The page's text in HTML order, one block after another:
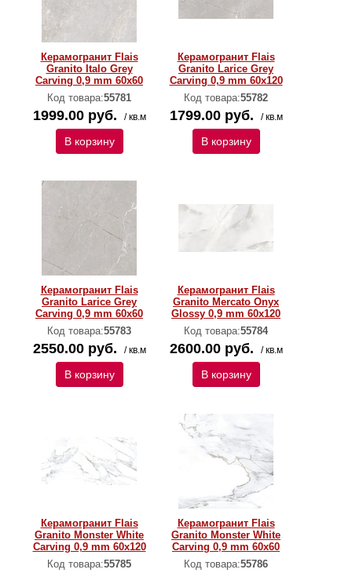
Керамогранит Flais
Granito Italo Grey
Carving 0,9 mm 60х60
Код товара:55781
1999.00 руб. / кв.м
В корзину
Керамогранит Flais
Granito Larice Grey
Carving 0,9 mm 60х120
Код товара:55782
1799.00 руб. / кв.м
В корзину
Керамогранит Flais
Granito Larice Grey
Carving 0,9 mm 60х60
Код товара:55783
2550.00 руб. / кв.м
В корзину
Керамогранит Flais
Granito Mercato Onyx
Glossy 0,9 mm 60х120
Код товара:55784
2600.00 руб. / кв.м
В корзину
Керамогранит Flais
Granito Monster White
Carving 0,9 mm 60х120
Код товара:55785
Керамогранит Flais
Granito Monster White
Carving 0,9 mm 60х60
Код товара:55786